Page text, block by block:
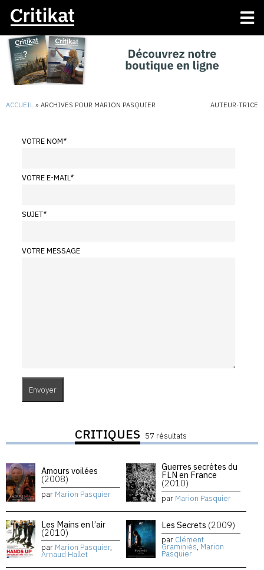
ACCUEIL » ARCHIVES POUR MARION PASQUIER AUTEUR·TRICE
VOTRE NOM*
VOTRE E-MAIL*
SUJET*
VOTRE MESSAGE
CRITIQUES 57 résultats
Amours voilées
(2008)
par Marion Pasquier
Guerres secrètes du
FLN en France
(2010)
par Marion Pasquier
Les Mains en l’air
(2010)
par Marion Pasquier,
Arnaud Hallet
Les Secrets (2009)
par Clément
Graminiès, Marion
Pasquier